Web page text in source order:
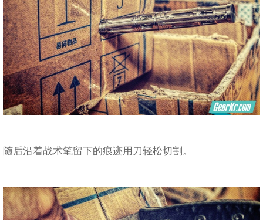
随后沿着战术笔留下的痕迹用刀轻松切割。